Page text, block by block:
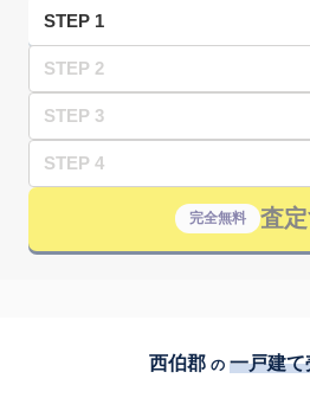
STEP 1
STEP 2
STEP 3
STEP 4
完全無料 査
西伯郡 の 一戸建て